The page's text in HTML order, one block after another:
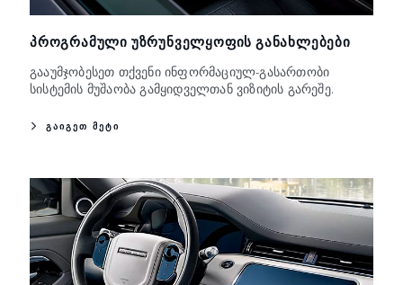
ᲞᲠᲝᲒᲠᲐᲛᲣᲚᲘ ᲣᲖᲠᲣᲜᲕᲔᲚᲧᲝᲤᲘᲡ ᲒᲐᲜᲐᲮᲚᲔᲑᲔᲑᲘ
გააუმჯობესეთ თქვენი ინფორმაციულ-გასართობი
სისტემის მუშაობა გამყიდველთან ვიზიტის გარეშე.
ᲒᲐᲘᲒᲔᲗ ᲛᲔᲢᲘ